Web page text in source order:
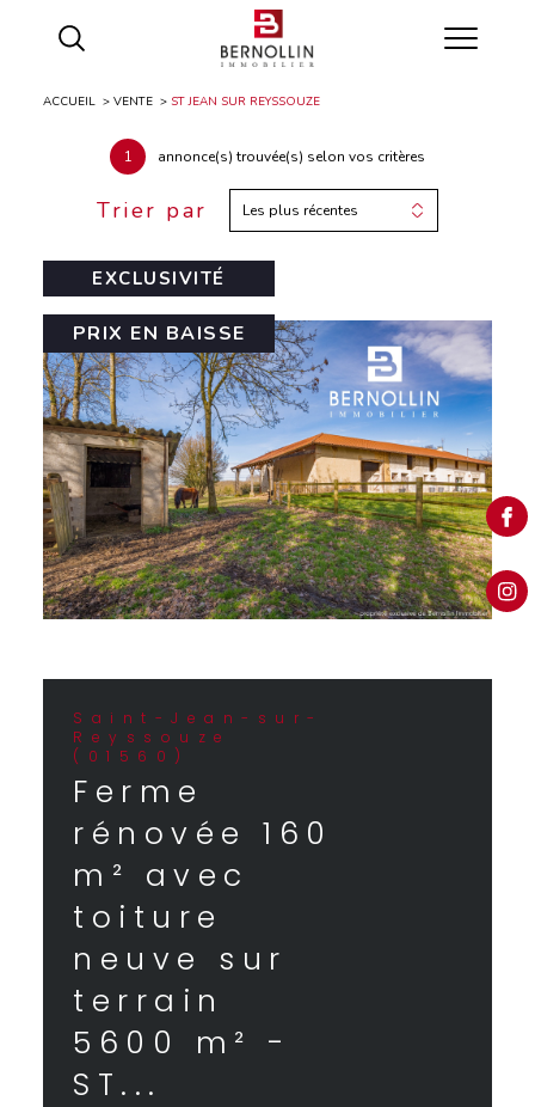
ACCUEIL VENTE ST JEAN SUR REYSSOUZE
1 annonce(s) trouvée(s) selon vos critères
Trier par Les plus récentes
EXCLUSIVITÉ
PRIX EN BAISSE
Saint-Jean-sur-
Reyssouze
(01560)
Ferme
rénovée 160
m² avec
toiture
neuve sur
terrain
5600 m² -
ST...